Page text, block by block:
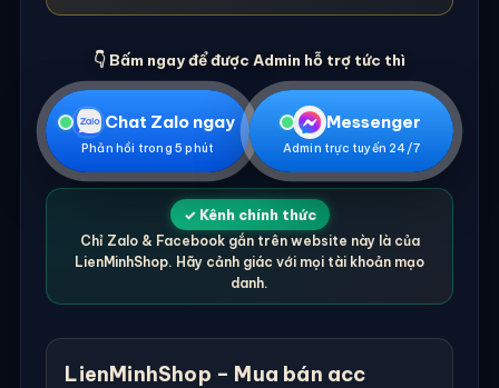
👇 Bấm ngay để được Admin hỗ trợ tức thì
Chat Zalo ngay
Phản hồi trong 5 phút
Messenger
Admin trực tuyến 24/7
✓ Kênh chính thức
Chỉ Zalo & Facebook gắn trên website này là của
LienMinhShop. Hãy cảnh giác với mọi tài khoản mạo
danh.
LienMinhShop – Mua bán acc